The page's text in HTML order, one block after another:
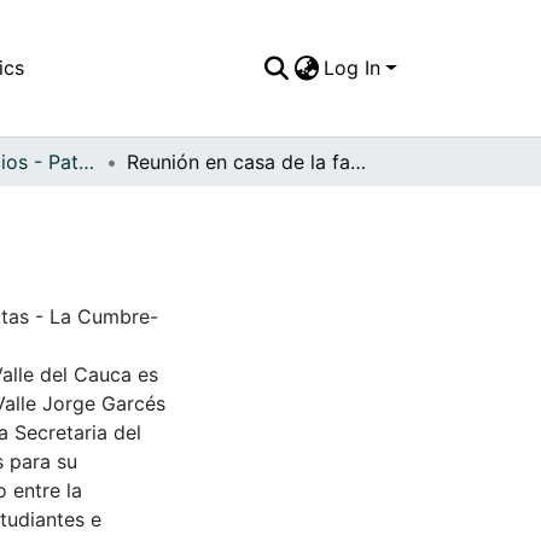
Log In
APFFVC - Edificios - Patrimonial Reunión en casa de la familia Chávez Martínez
- La Cumbre-
del Cauca es
Jorge Garcés
Secretaria del
para su
entre la
e